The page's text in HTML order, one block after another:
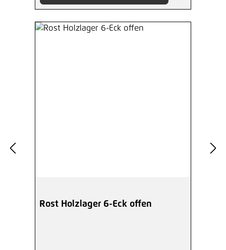
Rost Holzlager 6-Eck offen